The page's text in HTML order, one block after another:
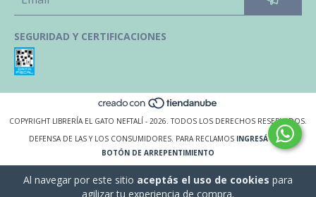
Al navegar por este sitio aceptás el uso de cookies para
agilizar tu experiencia de compra.
SEGURIDAD Y CERTIFICACIONES
COPYRIGHT LIBRERÍA EL GATO NEFTALÍ - 2026. TODOS LOS DERECHOS RESERVADOS.
DEFENSA DE LAS Y LOS CONSUMIDORES. PARA RECLAMOS INGRESÁ ACÁ.
BOTÓN DE ARREPENTIMIENTO